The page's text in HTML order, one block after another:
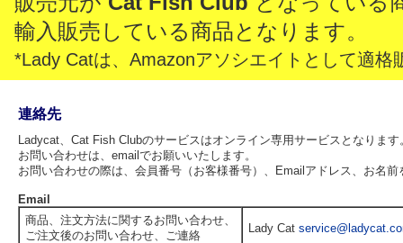
輸入販売している商品となります。
*Lady Catは、Amazonアソシエイトとして適格
連絡先
Ladycat、Cat Fish Clubのサービスはオンライン専用サービスとなります
お問い合わせは、emailでお願いいたします。
お問い合わせの際は、会員番号（お客様番号）、Emailアドレス、お名
Email
商品、注文方法に関するお問い合わせ、
ご注文後のお問い合わせ、ご連絡
Lady Cat